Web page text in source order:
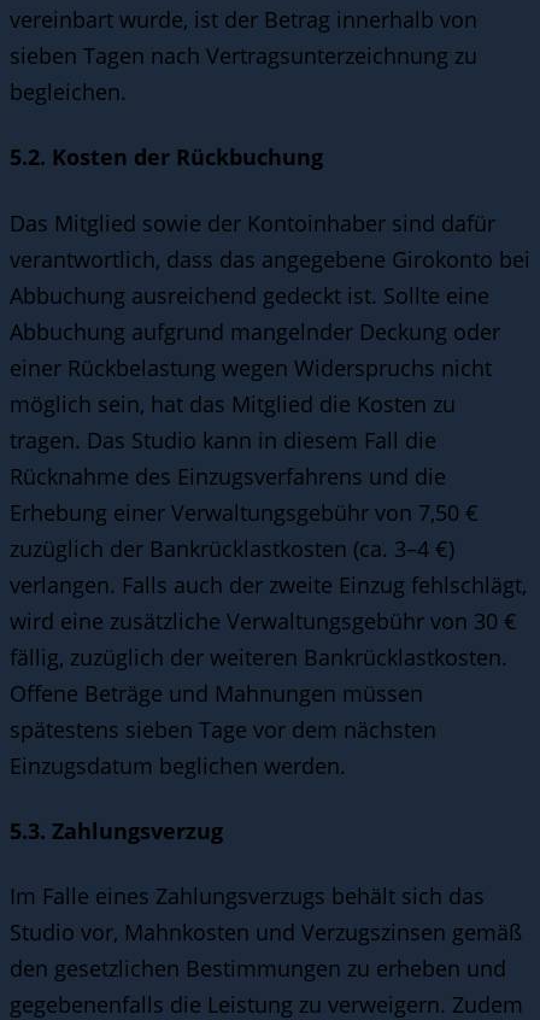
vereinbart wurde, ist der Betrag innerhalb von
sieben Tagen nach Vertragsunterzeichnung zu
begleichen.
5.2. Kosten der Rückbuchung
Das Mitglied sowie der Kontoinhaber sind dafür
verantwortlich, dass das angegebene Girokonto bei
Abbuchung ausreichend gedeckt ist. Sollte eine
Abbuchung aufgrund mangelnder Deckung oder
einer Rückbelastung wegen Widerspruchs nicht
möglich sein, hat das Mitglied die Kosten zu
tragen. Das Studio kann in diesem Fall die
Rücknahme des Einzugsverfahrens und die
Erhebung einer Verwaltungsgebühr von 7,50 €
zuzüglich der Bankrücklastkosten (ca. 3–4 €)
verlangen. Falls auch der zweite Einzug fehlschlägt,
wird eine zusätzliche Verwaltungsgebühr von 30 €
fällig, zuzüglich der weiteren Bankrücklastkosten.
Offene Beträge und Mahnungen müssen
spätestens sieben Tage vor dem nächsten
Einzugsdatum beglichen werden.
5.3. Zahlungsverzug
Im Falle eines Zahlungsverzugs behält sich das
Studio vor, Mahnkosten und Verzugszinsen gemäß
den gesetzlichen Bestimmungen zu erheben und
gegebenenfalls die Leistung zu verweigern. Zudem